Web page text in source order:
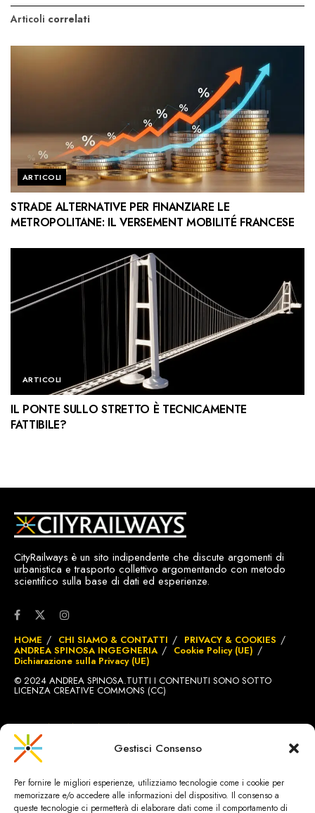
Gestisci Consenso
Per fornire le migliori esperienze, utilizziamo tecnologie come i cookie per
memorizzare e/o accedere alle informazioni del dispositivo. Il consenso a
queste tecnologie ci permetterà di elaborare dati come il comportamento di
Articoli correlati
ARTICOLI
STRADE ALTERNATIVE PER FINANZIARE LE
METROPOLITANE: IL VERSEMENT MOBILITÉ FRANCESE
ARTICOLI
IL PONTE SULLO STRETTO È TECNICAMENTE
FATTIBILE?
CityRailways è un sito indipendente che discute argomenti di
urbanistica e trasporto collettivo argomentando con metodo
scientifico sulla base di dati ed esperienze.
HOME CHI SIAMO & CONTATTI PRIVACY & COOKIES
ANDREA SPINOSA INGEGNERIA Cookie Policy (UE)
Dichiarazione sulla Privacy (UE)
© 2024 ANDREA SPINOSA.TUTTI I CONTENUTI SONO SOTTO
LICENZA CREATIVE COMMONS (CC)
SITO REALIZZATO DABRIGNOLE.CH